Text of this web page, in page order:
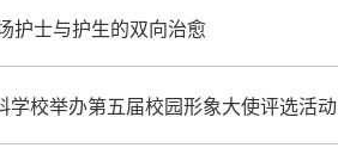
护士与护生的双向治愈
学校举办第五届校园形象大使评选活动